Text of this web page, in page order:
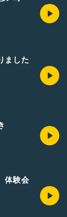
ました
体験会